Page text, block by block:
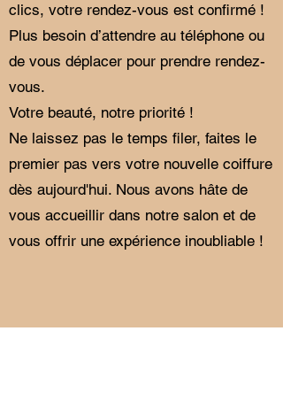
clics, votre rendez-vous est confirmé !
Plus besoin d’attendre au téléphone ou
de vous déplacer pour prendre rendez-
vous.
Votre beauté, notre priorité !
Ne laissez pas le temps filer, faites le
premier pas vers votre nouvelle coiffure
dès aujourd'hui. Nous avons hâte de
vous accueillir dans notre salon et de
vous offrir une expérience inoubliable !